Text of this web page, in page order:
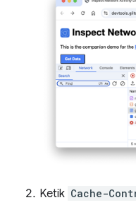
Ketik Cache-